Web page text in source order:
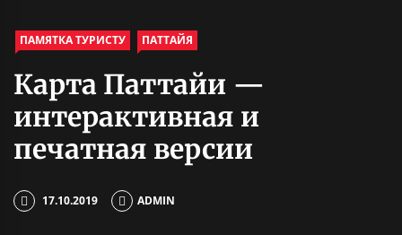
ПАМЯТКА ТУРИСТУ ПАТТАЙЯ
Карта Паттайи —
интерактивная и
печатная версии
17.10.2019 ADMIN